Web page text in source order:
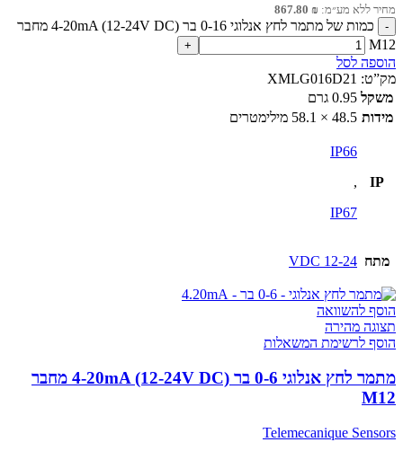
מחיר ללא מע״מ: 867.80 ₪
כמות של מתמר לחץ אנלוגי 0-16 בר 4-20mA (12-24V DC) מחבר
M12
הוספה לסל
מק”ט: XMLG016D21
משקל 0.95 גרם
מידות 48.5 × 58.1 מילימטרים
IP
IP66
,
IP67
מתח 12-24 VDC
הוסף להשוואה
תצוגה מהירה
הוסף לרשימת המשאלות
מתמר לחץ אנלוגי 0-6 בר 4-20mA (12-24V DC) מחבר
M12
Telemecanique Sensors